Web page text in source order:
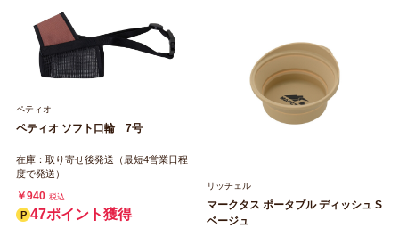
ペティオ
ペティオ ソフト口輪 7号
在庫：取り寄せ後発送（最短4営業日程
度で発送）
￥940 税込
47ポイント獲得
リッチェル
マークタス ポータブル ディッシュ S
ベージュ